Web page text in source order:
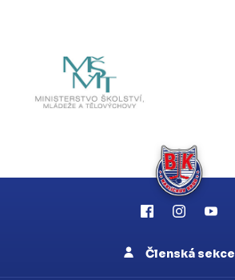
Členská sekce